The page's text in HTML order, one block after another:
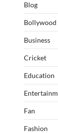
Blog
Bollywood
Business
Cricket
Education
Fan
Fashion